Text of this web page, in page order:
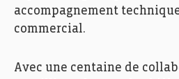
accompagnement
commercial.
Avec une centaine de